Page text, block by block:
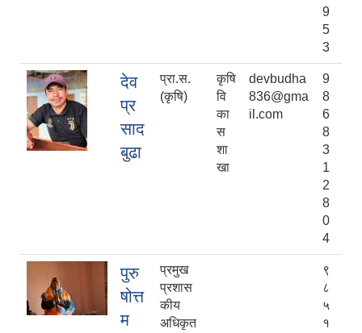
9
5
3
देव
प्र
साद
बुढा
प्रा.स.
(कृषि)
कृषि
वि
का
स
शा
खा
devbudha
836@gma
il.com
9
8
6
8
3
1
2
8
0
4
पुरु
षोत्त
म
प्रमुख
प्रशास
कीय
अधिकृत
९
८
५
१